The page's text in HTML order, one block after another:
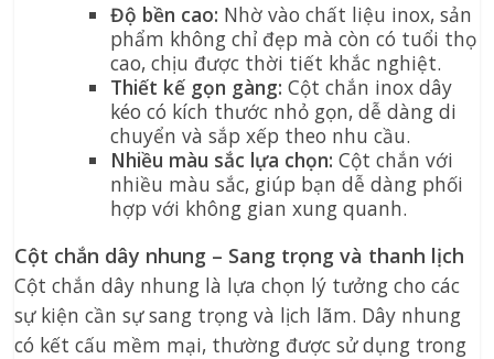
Độ bền cao: Nhờ vào chất liệu inox, sản
phẩm không chỉ đẹp mà còn có tuổi thọ
cao, chịu được thời tiết khắc nghiệt.
Thiết kế gọn gàng: Cột chắn inox dây
kéo có kích thước nhỏ gọn, dễ dàng di
chuyển và sắp xếp theo nhu cầu.
Nhiều màu sắc lựa chọn: Cột chắn với
nhiều màu sắc, giúp bạn dễ dàng phối
hợp với không gian xung quanh.
Cột chắn dây nhung – Sang trọng và thanh lịch
Cột chắn dây nhung là lựa chọn lý tưởng cho các
sự kiện cần sự sang trọng và lịch lãm. Dây nhung
có kết cấu mềm mại, thường được sử dụng trong